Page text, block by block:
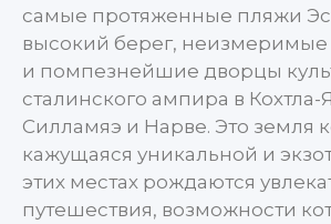
самые протяженные пляжи
высокий берег,
и помпезнейшие дворцы
сталинского ампира в Кохтла-
Силламяэ и Нарве. Это земля
кажущаяся уникальной и
этих местах рождаются
путешествия, возможности